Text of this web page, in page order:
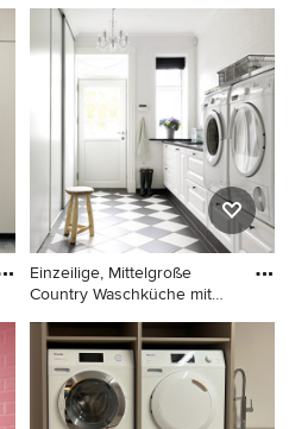
Multifunktionaler, Einzeiliger,
Mittelgroßer Moderner
Hauswirtschaftsraum mit
flächenbündigen
Schrankfronten, weißen
Schränken, weißer
Wandfarbe und
Waschmaschine und
Trockner gestapelt in Berlin
Einzeilige, Mittelgroße
Country Waschküche mit
Einzeilige, Mittelgroße
Country Waschküche mit
profilierten Schrankfronten,
weißen Schränken, weißer